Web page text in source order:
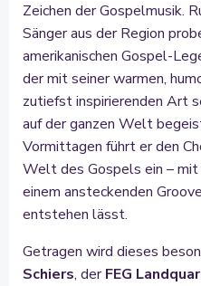
Zeichen der Gospelmusik.
Sänger aus der Region
amerikanischen Gospel-
der mit seiner warmen,
zutiefst inspirierenden Art
auf der ganzen Welt
Vormittagen führt er den
Welt des Gospels ein –
einem ansteckenden
entstehen lässt.
Getragen wird dieses
Schiers, derFEG